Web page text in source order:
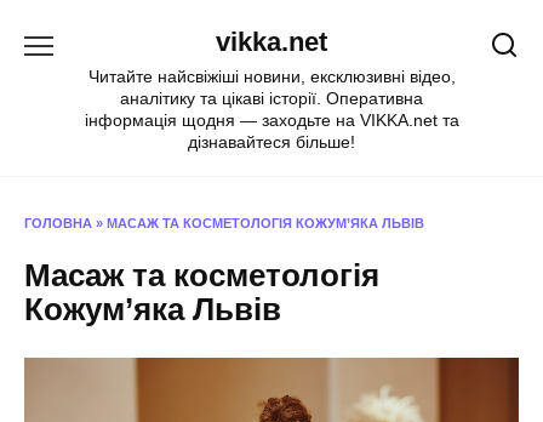
vikka.net
Читайте найсвіжіші новини, ексклюзивні відео,
аналітику та цікаві історії. Оперативна
інформація щодня — заходьте на VIKKA.net та
дізнавайтеся більше!
ГОЛОВНА » МАСАЖ ТА КОСМЕТОЛОГІЯ КОЖУМ’ЯКА ЛЬВІВ
Масаж та косметологія
Кожум’яка Львів